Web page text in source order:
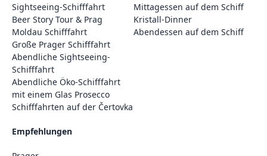
Sightseeing-Schifffahrt
Beer Story Tour & Prag
Moldau Schifffahrt
Große Prager Schifffahrt
Abendliche Sightseeing-
Schifffahrt
Abendliche Öko-Schifffahrt
mit einem Glas Prosecco
Schifffahrten auf der Čertovka
Mittagessen auf dem Schiff
Kristall-Dinner
Abendessen auf dem Schiff
Empfehlungen